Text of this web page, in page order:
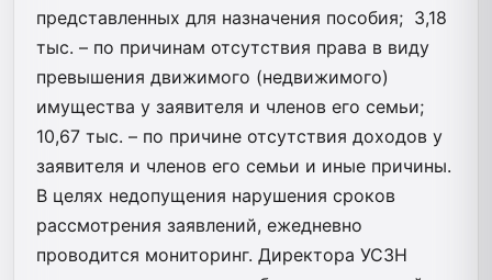
представленных для назначения пособия; 3,18
тыс. – по причинам отсутствия права в виду
превышения движимого (недвижимого)
имущества у заявителя и членов его семьи;
10,67 тыс. – по причине отсутствия доходов у
заявителя и членов его семьи и иные причины.
В целях недопущения нарушения сроков
рассмотрения заявлений, ежедневно
проводится мониторинг. Директора УСЗН